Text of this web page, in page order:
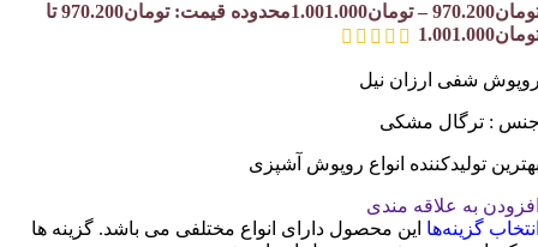
970.200
– تومان1.001.000
محدوده قیمت: تومان970.200 تا
شفی ارزان نیل
: ترگال مشکی
تولیدکننده انواع روپوش آشپزی
به علاقه مندی
گزینه‌ها این محصول دارای انواع مختلفی می باشد. گزینه ها